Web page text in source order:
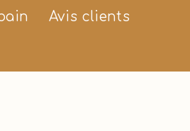
Avis clients